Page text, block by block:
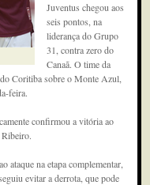
Juventus chegou aos
seis pontos, na
liderança do Grupo
31, contra zero do
Canaã. O time da
Coritiba sobre o Monte Azul,
feira.
confirmou a vitória ao
ataque na etapa complementar,
evitar a derrota, que pode